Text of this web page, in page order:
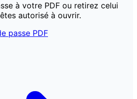
à votre PDF ou retirez celui
autorisé à ouvrir.
passe PDF